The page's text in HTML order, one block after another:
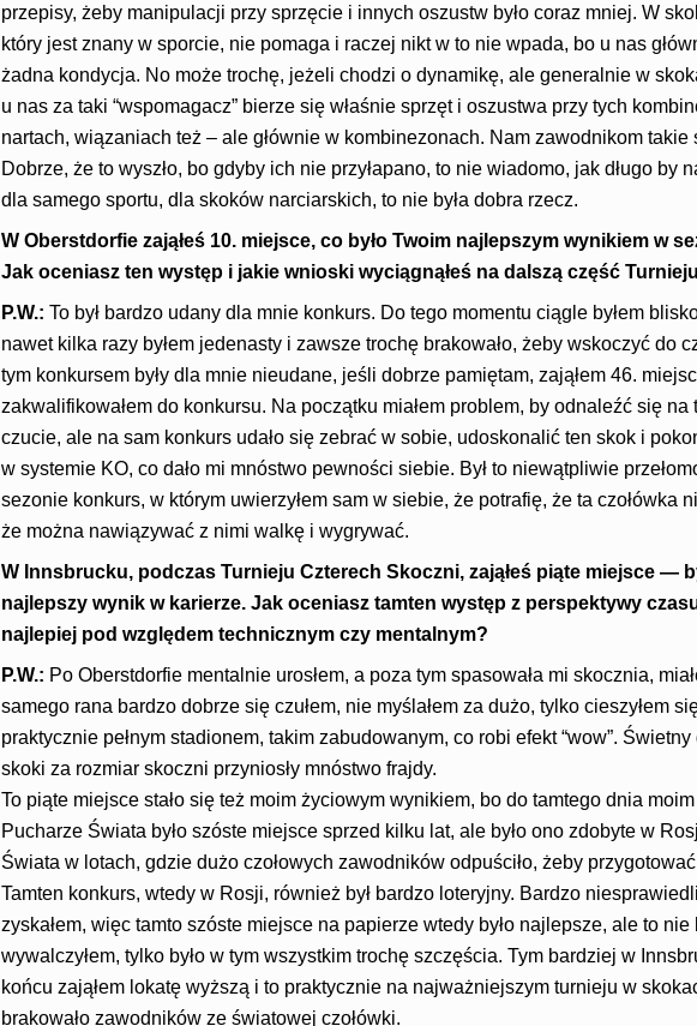
przepisy, żeby manipulacji przy sprzęcie i innych oszustw było coraz mniej. W
który jest znany w sporcie, nie pomaga i raczej nikt w to nie wpada, bo u nas
żadna kondycja. No może trochę, jeżeli chodzi o dynamikę, ale generalnie w
u nas za taki “wspomagacz” bierze się właśnie sprzęt i oszustwa przy tych
nartach, wiązaniach też – ale głównie w kombinezonach. Nam zawodnikom takie
Dobrze, że to wyszło, bo gdyby ich nie przyłapano, to nie wiadomo, jak długo by
dla samego sportu, dla skoków narciarskich, to nie była dobra rzecz.
W Oberstdorfie zająłeś 10. miejsce, co było Twoim najlepszym wynikiem w
Jak oceniasz ten występ i jakie wnioski wyciągnąłeś na dalszą część
​P.W.: To był bardzo udany dla mnie konkurs. Do tego momentu ciągle byłem
nawet kilka razy byłem jedenasty i zawsze trochę brakowało, żeby wskoczyć do
tym konkursem były dla mnie nieudane, jeśli dobrze pamiętam, zająłem 46.
zakwalifikowałem do konkursu. Na początku miałem problem, by odnaleźć się
czucie, ale na sam konkurs udało się zebrać w sobie, udoskonalić ten skok i
w systemie KO, co dało mi mnóstwo pewności siebie. Był to niewątpliwie
sezonie konkurs, w którym uwierzyłem sam w siebie, że potrafię, że ta czołówka
że można nawiązywać z nimi walkę i wygrywać.
W Innsbrucku, podczas Turnieju Czterech Skoczni, zająłeś piąte miejsce —
najlepszy wynik w karierze. Jak oceniasz tamten występ z perspektywy czasu
najlepiej pod względem technicznym czy mentalnym?​
P.W.: Po Oberstdorfie mentalnie urosłem, a poza tym spasowała mi skocznia,
samego rana bardzo dobrze się czułem, nie myślałem za dużo, tylko cieszyłem
praktycznie pełnym stadionem, takim zabudowanym, co robi efekt “wow”.
skoki za rozmiar skoczni przyniosły mnóstwo frajdy.
To piąte miejsce stało się też moim życiowym wynikiem, bo do tamtego dnia
Pucharze Świata było szóste miejsce sprzed kilku lat, ale było ono zdobyte w
Świata w lotach, gdzie dużo czołowych zawodników odpuściło, żeby
Tamten konkurs, wtedy w Rosji, również był bardzo loteryjny. Bardzo
zyskałem, więc tamto szóste miejsce na papierze wtedy było najlepsze, ale to nie
wywalczyłem, tylko było w tym wszystkim trochę szczęścia. Tym bardziej w
końcu zająłem lokatę wyższą i to praktycznie na najważniejszym turnieju w
brakowało zawodników ze światowej czołówki.